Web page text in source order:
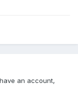
an account,